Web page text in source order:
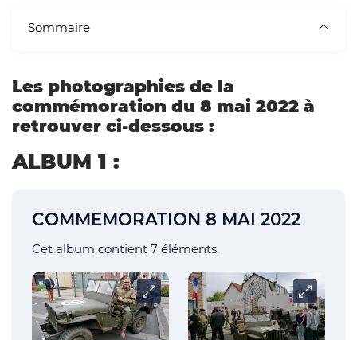
Sommaire
Les photographies de la
commémoration du 8 mai 2022 à
retrouver ci-dessous :
ALBUM 1 :
COMMEMORATION 8 MAI 2022
Cet album contient 7 éléments.
Carrousel Carrousel